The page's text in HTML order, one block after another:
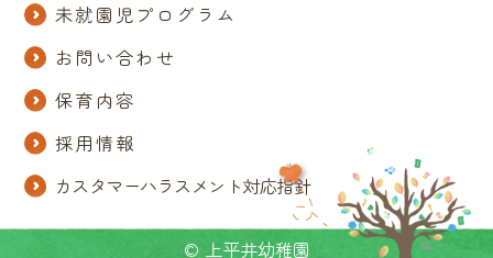
未就園児プログラム
お問い合わせ
保育内容
採用情報
カスタマーハラスメント対応指針
© 上平井幼稚園